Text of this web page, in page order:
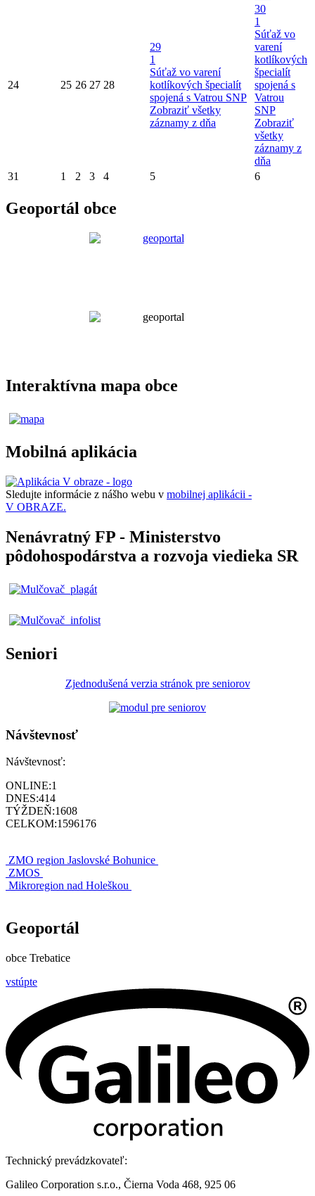
24 25 26 27 28
29
1
Súťaž vo varení
kotlíkových špecialít
spojená s Vatrou SNP
Zobraziť všetky
záznamy z dňa
30
1
Súťaž vo
varení
kotlíkových
špecialít
spojená s
Vatrou
SNP
Zobraziť
všetky
záznamy z
dňa
31
1 2 3 4 5 6
Geoportál obce
Interaktívna mapa obce
Mobilná aplikácia
Sledujte informácie z nášho webu v mobilnej aplikácii -
V OBRAZE.
Nenávratný FP - Ministerstvo
pôdohospodárstva a rozvoja viedieka SR
Seniori
Zjednodušená verzia stránok pre seniorov
Návštevnosť
Návštevnosť:
ONLINE:1
DNES:414
TÝŽDEŇ:1608
CELKOM:1596176
ZMO region Jaslovské Bohunice
ZMOS
Mikroregion nad Holeškou
Geoportál
obce Trebatice
vstúpte
Technický prevádzkovateľ:
Galileo Corporation s.r.o., Čierna Voda 468, 925 06